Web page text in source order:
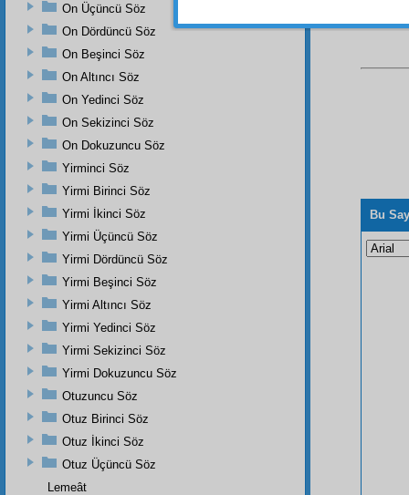
Bu
On Üçüncü Söz
On Dördüncü Söz
On Beşinci Söz
On Altıncı Söz
On Yedinci Söz
On Sekizinci Söz
On Dokuzuncu Söz
Yirminci Söz
Yirmi Birinci Söz
Yirmi İkinci Söz
Yirmi Üçüncü Söz
Yirmi Dördüncü Söz
Yirmi Beşinci Söz
Yirmi Altıncı Söz
Yirmi Yedinci Söz
Yirmi Sekizinci Söz
Yirmi Dokuzuncu Söz
Otuzuncu Söz
Otuz Birinci Söz
Otuz İkinci Söz
Otuz Üçüncü Söz
Lemeât